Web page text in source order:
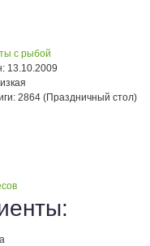
с рыбой
13.10.2009
2864 (Праздничный стол)